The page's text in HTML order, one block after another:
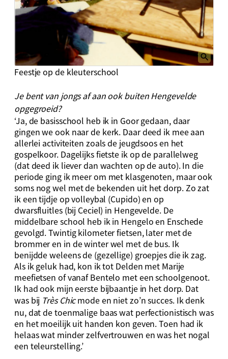
Feestje op de kleuterschool
Je bent van jongs af aan ook buiten Hengevelde
opgegroeid?
‘Ja, de basisschool heb ik in Goor gedaan, daar
gingen we ook naar de kerk. Daar deed ik mee aan
allerlei activiteiten zoals de jeugdsoos en het
gospelkoor. Dagelijks fietste ik op de parallelweg
(dat deed ik liever dan wachten op de auto). In die
periode ging ik meer om met klasgenoten, maar ook
soms nog wel met de bekenden uit het dorp. Zo zat
ik een tijdje op volleybal (Cupido) en op
dwarsfluitles (bij Ceciel) in Hengevelde. De
middelbare school heb ik in Hengelo en Enschede
gevolgd. Twintig kilometer fietsen, later met de
brommer en in de winter wel met de bus. Ik
benijdde weleens de (gezellige) groepjes die ik zag.
Als ik geluk had, kon ik tot Delden met Marije
meefietsen of vanaf Bentelo met een schoolgenoot.
Ik had ook mijn eerste bijbaantje in het dorp. Dat
was bij Très Chicmode en niet zo’n succes. Ik denk
nu, dat de toenmalige baas wat perfectionistisch was
en het moeilijk uit handen kon geven. Toen had ik
helaas wat minder zelfvertrouwen en was het nogal
een teleurstelling.’